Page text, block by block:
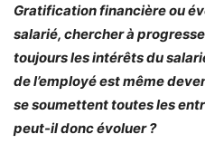
Gratification financière ou
salarié, chercher à
toujours les intérêts du
de l’employé est même
se soumettent toutes les
peut-il donc évoluer ?